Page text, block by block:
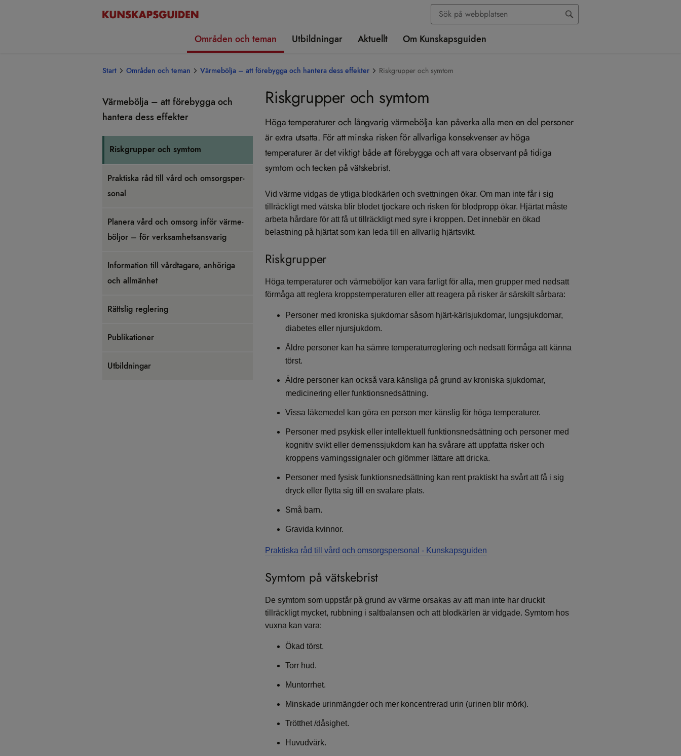
Områden och teman Utbildningar Aktuellt Om Kunskapsguiden
Start Områden och teman Värmebölja – att förebygga och hantera dess effekter Riskgrupper och symtom
Vär­me­bölja – att före­bygga och
han­tera dess effek­ter
Risk­grup­per och sym­tom
Prak­tiska råd till vård och omsorgs­per­
so­nal
Pla­nera vård och omsorg inför vär­me­
böl­jor – för verk­sam­hets­an­sva­rig
Infor­ma­tion till vård­ta­gare, anhö­riga
och all­män­het
Rätts­lig regle­ring
Pub­li­ka­tio­ner
Utbild­ningar
Riskgrupper och symtom
Höga temperaturer och långvarig värmebölja kan påverka alla men en del personer
är extra utsatta. För att minska risken för allvarliga konsekvenser av höga
temperaturer är det viktigt både att förebygga och att vara observant på tidiga
symtom och tecken på vätskebrist.
Vid värme vidgas de ytliga blodkärlen och svettningen ökar. Om man inte får i sig
tillräckligt med vätska blir blodet tjockare och risken för blodpropp ökar. Hjärtat måste
arbeta hårdare för att få ut tillräckligt med syre i kroppen. Det innebär en ökad
belastning på hjärtat som kan leda till en allvarlig hjärtsvikt.
Riskgrupper
Höga temperaturer och värmeböljor kan vara farligt för alla, men grupper med nedsatt
förmåga att reglera kroppstemperaturen eller att reagera på risker är särskilt sårbara:
Personer med kroniska sjukdomar såsom hjärt-kärlsjukdomar, lungsjukdomar,
diabetes eller njursjukdom.
Äldre personer kan ha sämre temperaturreglering och nedsatt förmåga att känna
törst.
Äldre personer kan också vara känsliga på grund av kroniska sjukdomar,
medicinering eller funktionsnedsättning.
Vissa läkemedel kan göra en person mer känslig för höga temperaturer.
Personer med psykisk eller intellektuell funktionsnedsättning och personer med
kognitiv svikt eller demenssjukdom kan ha svårare att uppfatta risker och
kroppens varningssignaler och glömmer lättare att dricka.
Personer med fysisk funktionsnedsättning kan rent praktiskt ha svårt att få i sig
dryck eller flytta sig till en svalare plats.
Små barn.
Gravida kvinnor.
Praktiska råd till vård och omsorgspersonal - Kunskapsguiden
Symtom på vätskebrist
De symtom som uppstår på grund av värme orsakas av att man inte har druckit
tillräckligt mycket, rubbning i saltbalansen och att blodkärlen är vidgade. Symtom hos
vuxna kan vara:
Ökad törst.
Torr hud.
Muntorrhet.
Minskade urinmängder och mer koncentrerad urin (urinen blir mörk).
Trötthet /dåsighet.
Huvudvärk.